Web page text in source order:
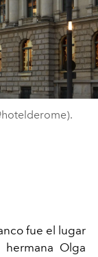
fue el lugar
Olga